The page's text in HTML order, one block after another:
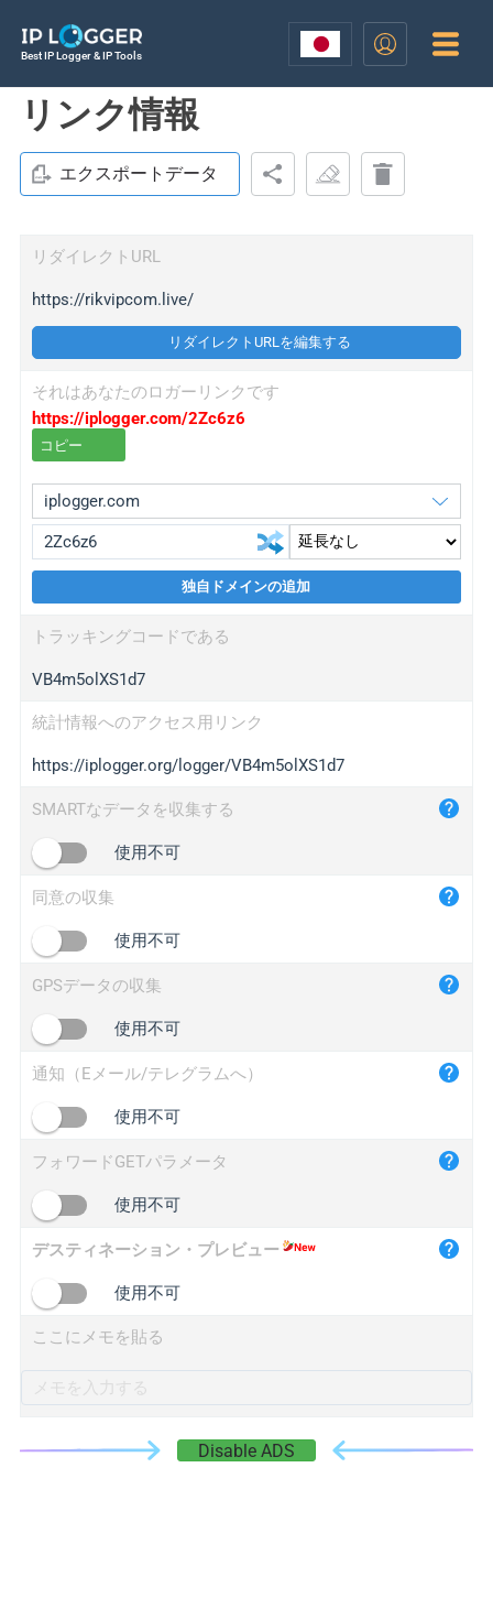
Best IP Logger & IP Tools
リンク情報
エクスポートデータ
リダイレクトURL
https://rikvipcom.live/
リダイレクトURLを編集する
それはあなたのロガーリンクです
https://iplogger.com/2Zc6z6
コピー
wl.gl
ed.tc
bc.ax
iplogger.com
maper.info
2no.co
yip.su
iplogger.info
iplogger.cn
独自ドメインの追加
トラッキングコードである
VB4m5olXS1d7
統計情報へのアクセス用リンク
https://iplogger.org/logger/VB4m5olXS1d7
SMARTなデータを収集する
使用不可
同意の収集
使用不可
GPSデータの収集
使用不可
通知（Eメール/テレグラムへ）
使用不可
フォワードGETパラメータ
使用不可
デスティネーション・プレビュー
使用不可
ここにメモを貼る
Disable ADS